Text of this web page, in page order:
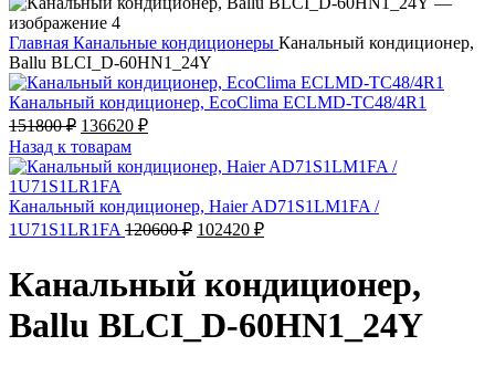
Главная Канальные кондиционеры Канальный кондиционер,
Ballu BLCI_D-60HN1_24Y
Канальный кондиционер, EcoClima ECLMD-TC48/4R1
151800₽ Первоначальная
цена
составляла
151800 ₽.
136620 ₽Текущая
136620 ₽.
Назад к товарам
Канальный кондиционер, Haier AD71S1LM1FA /
1U71S1LR1FA 120600₽ Первоначальная
120600 ₽.
102420 ₽Текущая
Канальный кондиционер,
Ballu BLCI_D-60HN1_24Y